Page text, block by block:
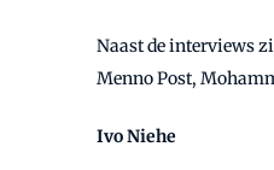
Naast de interviews
Menno Post,
Ivo Niehe